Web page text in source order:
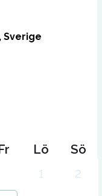
Sverige
Lö Sö
1 2